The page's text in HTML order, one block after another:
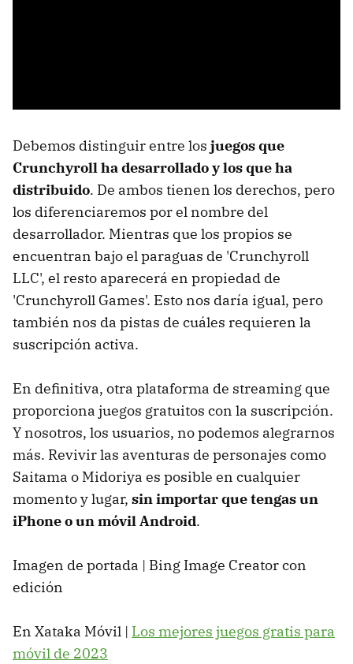
Debemos distinguir entre los juegos que
Crunchyroll ha desarrollado y los que ha
distribuido. De ambos tienen los derechos, pero
los diferenciaremos por el nombre del
desarrollador. Mientras que los propios se
encuentran bajo el paraguas de 'Crunchyroll
LLC', el resto aparecerá en propiedad de
'Crunchyroll Games'. Esto nos daría igual, pero
también nos da pistas de cuáles requieren la
suscripción activa.
En definitiva, otra plataforma de streaming que
proporciona juegos gratuitos con la suscripción.
Y nosotros, los usuarios, no podemos alegrarnos
más. Revivir las aventuras de personajes como
Saitama o Midoriya es posible en cualquier
momento y lugar, sin importar que tengas un
iPhone o un móvil Android.
Imagen de portada | Bing Image Creator con
edición
En Xataka Móvil | Los mejores juegos gratis para
móvil de 2023